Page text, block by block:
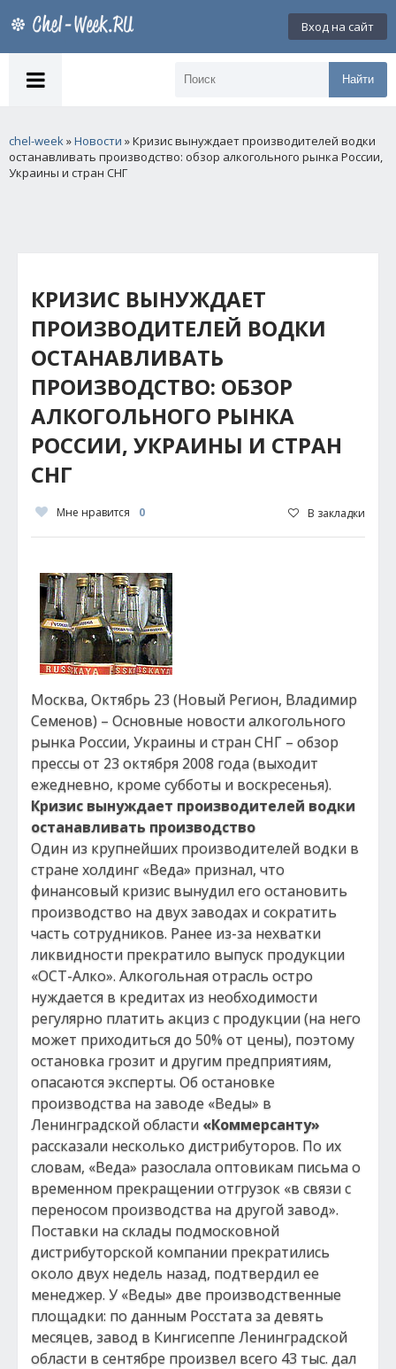
Вход на сайт
Найти
chel-week»Новости » Кризис вынуждает производителей водки
останавливать производство: обзор алкогольного рынка России,
Украины и стран СНГ
КРИЗИС ВЫНУЖДАЕТ
ПРОИЗВОДИТЕЛЕЙ ВОДКИ
ОСТАНАВЛИВАТЬ
ПРОИЗВОДСТВО: ОБЗОР
АЛКОГОЛЬНОГО РЫНКА
РОССИИ, УКРАИНЫ И СТРАН
СНГ
Мне нравится 0 В закладки
Москва, Октябрь 23 (Новый Регион, Владимир
Семенов) – Основные новости алкогольного
рынка России, Украины и стран СНГ – обзор
прессы от 23 октября 2008 года (выходит
ежедневно, кроме субботы и воскресенья).
Кризис вынуждает производителей водки
останавливать производство
Один из крупнейших производителей водки в
стране холдинг «Веда» признал, что
финансовый кризис вынудил его остановить
производство на двух заводах и сократить
часть сотрудников. Ранее из-за нехватки
ликвидности прекратило выпуск продукции
«ОСТ-Алко». Алкогольная отрасль остро
нуждается в кредитах из необходимости
регулярно платить акциз с продукции (на него
может приходиться до 50% от цены), поэтому
остановка грозит и другим предприятиям,
опасаются эксперты. Об остановке
производства на заводе «Веды» в
Ленинградской области «Коммерсанту»
рассказали несколько дистрибуторов. По их
словам, «Веда» разослала оптовикам письма о
временном прекращении отгрузок «в связи с
переносом производства на другой завод».
Поставки на склады подмосковной
дистрибуторской компании прекратились
около двух недель назад, подтвердил ее
менеджер. У «Веды» две производственные
площадки: по данным Росстата за девять
месяцев, завод в Кингисеппе Ленинградской
области в сентябре произвел всего 43 тыс. дал